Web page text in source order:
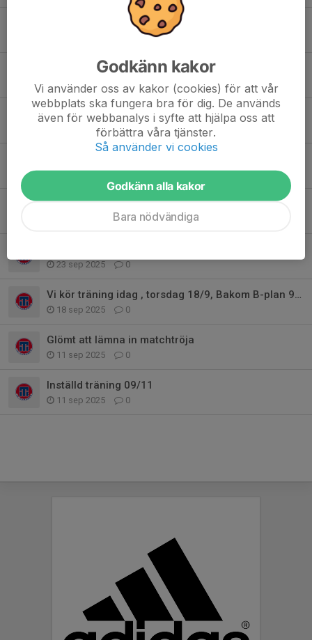
Arbetspass säsongen 2026
Tigerligan 2026
7 maj, 22:17
Konstgrästider från vecka 14. 2ggr/vecka
5 mar, 12:06 0
11 jan, 14:59 0
Eventuell vinterträning
1
23 sep 2025 0
Vi kör träning idag , torsdag 18/9, Bakom B-plan 9m9
18 sep 2025 0
Glömt att lämna in matchtröja
11 sep 2025 0
Inställd träning 09/11
11 sep 2025 0
Godkänn kakor
Vi använder oss av kakor (cookies) för att vår
webbplats ska fungera bra för dig. De används
även för webbanalys i syfte att hjälpa oss att
förbättra våra tjänster.
Så använder vi cookies
Godkänn alla kakor
Bara nödvändiga